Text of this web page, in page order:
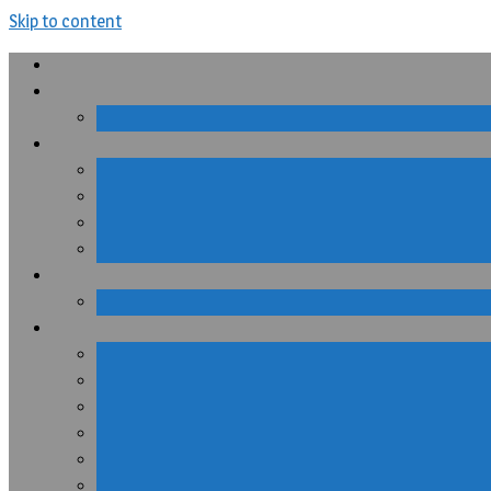
Skip to content